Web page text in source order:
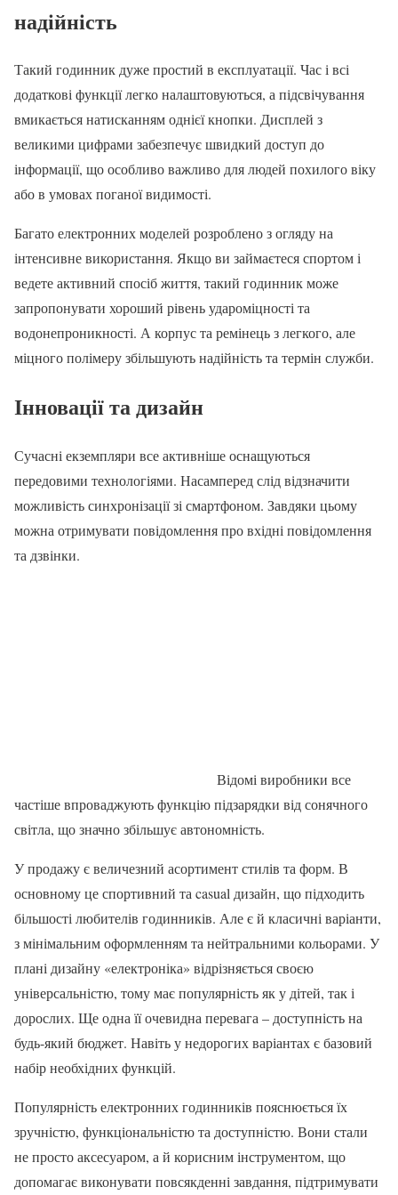
надійність
Такий годинник дуже простий в експлуатації. Час і всі
додаткові функції легко налаштовуються, а підсвічування
вмикається натисканням однієї кнопки. Дисплей з
великими цифрами забезпечує швидкий доступ до
інформації, що особливо важливо для людей похилого віку
або в умовах поганої видимості.
Багато електронних моделей розроблено з огляду на
інтенсивне використання. Якщо ви займаєтеся спортом і
ведете активний спосіб життя, такий годинник може
запропонувати хороший рівень удароміцності та
водонепроникності. А корпус та ремінець з легкого, але
міцного полімеру збільшують надійність та термін служби.
Інновації та дизайн
Сучасні екземпляри все активніше оснащуються
передовими технологіями. Насамперед слід відзначити
можливість синхронізації зі смартфоном. Завдяки цьому
можна отримувати повідомлення про вхідні повідомлення
та дзвінки.
Відомі виробники все
частіше впроваджують функцію підзарядки від сонячного
світла, що значно збільшує автономність.
У продажу є величезний асортимент стилів та форм. В
основному це спортивний та casual дизайн, що підходить
більшості любителів годинників. Але є й класичні варіанти,
з мінімальним оформленням та нейтральними кольорами. У
плані дизайну «електроніка» відрізняється своєю
універсальністю, тому має популярність як у дітей, так і
дорослих. Ще одна її очевидна перевага – доступність на
будь-який бюджет. Навіть у недорогих варіантах є базовий
набір необхідних функцій.
Популярність електронних годинників пояснюється їх
зручністю, функціональністю та доступністю. Вони стали
не просто аксесуаром, а й корисним інструментом, що
допомагає виконувати повсякденні завдання, підтримувати